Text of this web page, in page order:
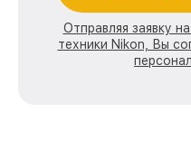
Отправляя заявку
техники Nikon, Вы